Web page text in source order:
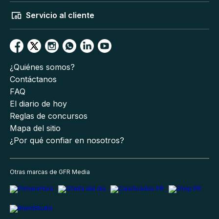
Servicio al cliente
¿Quiénes somos?
Contáctanos
FAQ
El diario de hoy
Reglas de concursos
Mapa del sitio
¿Por qué confiar en nosotros?
Otras marcas de GFR Media